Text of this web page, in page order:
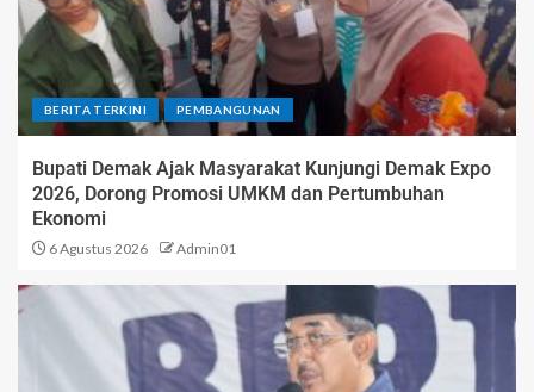
BERITA TERKINI PEMBANGUNAN
Bupati Demak Ajak Masyarakat Kunjungi Demak Expo
2026, Dorong Promosi UMKM dan Pertumbuhan
Ekonomi
6 Agustus 2026 Admin01